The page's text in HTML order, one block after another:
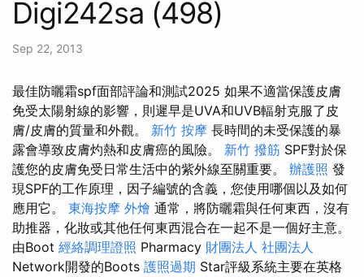
Digi242sa (498)
Sep 22, 2013
最佳防曬霜spf面部評論和測試2025 如果不適當保護皮膚
免受太陽射線的影響，則遲早是UVA和UVB輻射克服了皮
膚/皮膚的質量和外觀。 新竹 按摩 長時間的未受保護的暴
露會導致皮膚灼熱和皮膚癌的風險。 新竹 撥筋 SPF對於保
護您的皮膚免受日常生活中的紫外線至關重要。 辦護照 發
現SPF的工作原理，因子編號的含義，您使用哪個以及如何
應用它。 東海按摩 外燴 通常，將防曬霜與任何東西，沒有
助推器，化妝或其他任何東西混合在一起不是一個好主意。
由Boot 經絡調理證照 Pharmacy 財團法人 社團法人
Network開發的Boots 護照過期 Star評級系統主要在英格